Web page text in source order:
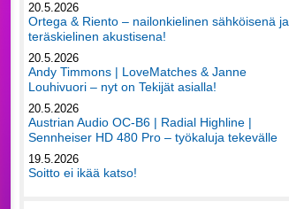
20.5.2026
Ortega & Riento – nailonkielinen sähköisenä ja
teräskielinen akustisena!
20.5.2026
Andy Timmons | LoveMatches & Janne
Louhivuori – nyt on Tekijät asialla!
20.5.2026
Austrian Audio OC-B6 | Radial Highline |
Sennheiser HD 480 Pro – työkaluja tekevälle
19.5.2026
Soitto ei ikää katso!